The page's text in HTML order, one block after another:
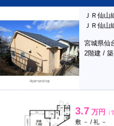
ＪＲ仙山
ＪＲ仙山
宮城県仙
2階建 /
3.7 万円
敷 － / 礼 －